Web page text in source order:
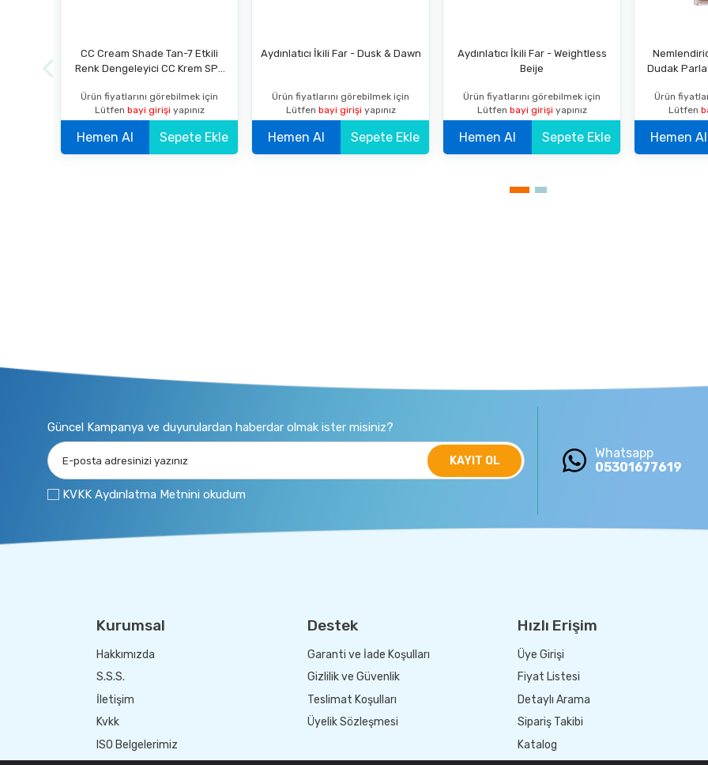
CC Cream Shade Tan-7 Etkili
Renk Dengeleyici CC Krem SPF
Ürün fiyatlarını görebilmek için
Lütfen bayi girişi yapınız
Hemen Al Sepete Ekle
Aydınlatıcı İkili Far - Dusk & Dawn
Ürün fiyatlarını görebilmek için
Lütfen bayi girişi yapınız
Hemen Al Sepete Ekle
Aydınlatıcı İkili Far - Weightless
Beije
Ürün fiyatlarını görebilmek için
Lütfen bayi girişi yapınız
Hemen Al Sepete Ekle
Dudak
Ürün
Lütfen
Hemen Al
Güncel Kampanya ve duyurulardan haberdar olmak ister misiniz?
KAYIT OL
KVKK Aydınlatma Metnini okudum
Whatsapp
05301677619
Kurumsal
Hakkımızda
S.S.S.
İletişim
Kvkk
ISO Belgelerimiz
Destek
Garanti ve İade Koşulları
Gizlilik ve Güvenlik
Teslimat Koşulları
Üyelik Sözleşmesi
Hızlı Erişim
Üye Girişi
Fiyat Listesi
Detaylı Arama
Sipariş Takibi
Katalog